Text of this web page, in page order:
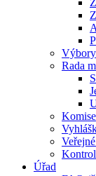
Výbory
Rada
Komise
Úřad